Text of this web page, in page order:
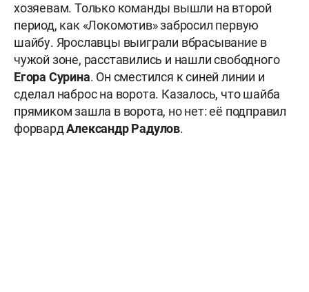
хозяевам. Только команды вышли на второй
период, как «Локомотив» забросил первую
шайбу. Ярославцы выиграли вбрасывание в
чужой зоне, расставились и нашли свободного
Егора Сурина. Он сместился к синей линии и
сделал наброс на ворота. Казалось, что шайба
прямиком зашла в ворота, но нет: её подправил
форвардАлександр Радулов.